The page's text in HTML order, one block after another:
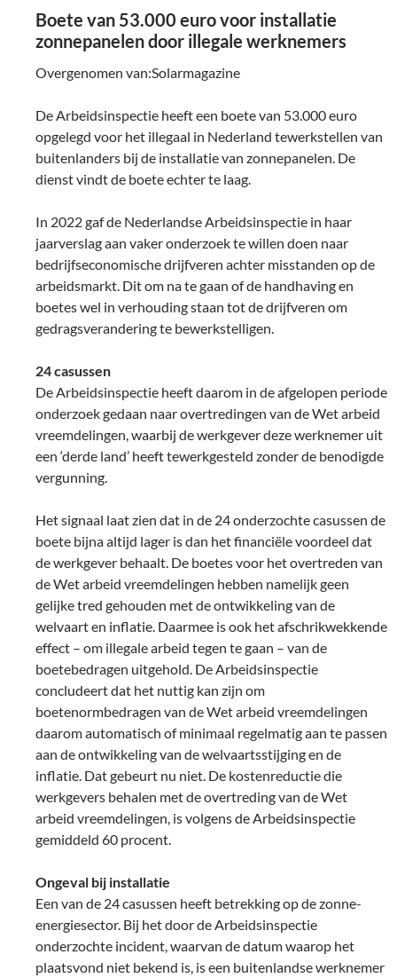
Boete van 53.000 euro voor installatie
zonnepanelen door illegale werknemers
Overgenomen van:Solarmagazine
De Arbeidsinspectie heeft een boete van 53.000 euro
opgelegd voor het illegaal in Nederland tewerkstellen van
buitenlanders bij de installatie van zonnepanelen. De
dienst vindt de boete echter te laag.
In 2022 gaf de Nederlandse Arbeidsinspectie in haar
jaarverslag aan vaker onderzoek te willen doen naar
bedrijfseconomische drijfveren achter misstanden op de
arbeidsmarkt. Dit om na te gaan of de handhaving en
boetes wel in verhouding staan tot de drijfveren om
gedragsverandering te bewerkstelligen.
24 casussen
De Arbeidsinspectie heeft daarom in de afgelopen periode
onderzoek gedaan naar overtredingen van de Wet arbeid
vreemdelingen, waarbij de werkgever deze werknemer uit
een ‘derde land’ heeft tewerkgesteld zonder de benodigde
vergunning.
Het signaal laat zien dat in de 24 onderzochte casussen de
boete bijna altijd lager is dan het financiële voordeel dat
de werkgever behaalt. De boetes voor het overtreden van
de Wet arbeid vreemdelingen hebben namelijk geen
gelijke tred gehouden met de ontwikkeling van de
welvaart en inflatie. Daarmee is ook het afschrikwekkende
effect – om illegale arbeid tegen te gaan – van de
boetebedragen uitgehold. De Arbeidsinspectie
concludeert dat het nuttig kan zijn om
boetenormbedragen van de Wet arbeid vreemdelingen
daarom automatisch of minimaal regelmatig aan te passen
aan de ontwikkeling van de welvaartsstijging en de
inflatie. Dat gebeurt nu niet. De kostenreductie die
werkgevers behalen met de overtreding van de Wet
arbeid vreemdelingen, is volgens de Arbeidsinspectie
gemiddeld 60 procent.
Ongeval bij installatie
Een van de 24 casussen heeft betrekking op de zonne-
energiesector. Bij het door de Arbeidsinspectie
onderzochte incident, waarvan de datum waarop het
plaatsvond niet bekend is, is een buitenlandse werknemer